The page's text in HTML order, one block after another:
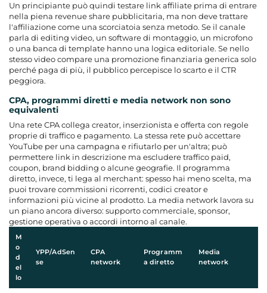
Un principiante può quindi testare link affiliate prima di entrare
nella piena revenue share pubblicitaria, ma non deve trattare
l'affiliazione come una scorciatoia senza metodo. Se il canale
parla di editing video, un software di montaggio, un microfono
o una banca di template hanno una logica editoriale. Se nello
stesso video compare una promozione finanziaria generica solo
perché paga di più, il pubblico percepisce lo scarto e il CTR
peggiora.
CPA, programmi diretti e media network non sono
equivalenti
Una rete CPA collega creator, inserzionista e offerta con regole
proprie di traffico e pagamento. La stessa rete può accettare
YouTube per una campagna e rifiutarlo per un'altra; può
permettere link in descrizione ma escludere traffico paid,
coupon, brand bidding o alcune geografie. Il programma
diretto, invece, ti lega al merchant: spesso hai meno scelta, ma
puoi trovare commissioni ricorrenti, codici creator e
informazioni più vicine al prodotto. La media network lavora su
un piano ancora diverso: supporto commerciale, sponsor,
gestione operativa o accordi intorno al canale.
M
o
d
el
lo
YPP/AdSen
se
CPA
network
Programm
a diretto
Media
network